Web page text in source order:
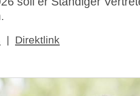
| Direktlink